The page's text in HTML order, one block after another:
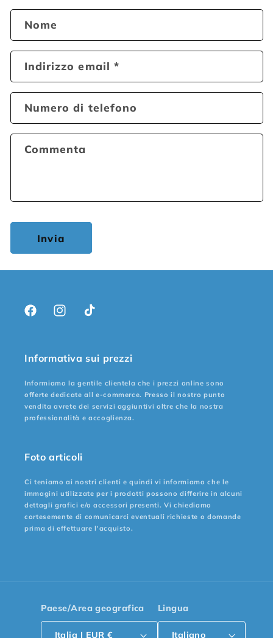
Nome
Indirizzo email*
Numero di telefono
Commenta
Invia
FacebookInstagramTikTok
Informativa sui prezzi
Informiamo la gentile clientela che i prezzi online sono
offerte dedicate all e-commerce. Presso il nostro punto
vendita avrete dei servizi aggiuntivi oltre che la nostra
professionalità e accoglienza.
Foto articoli
Ci teniamo ai nostri clienti e quindi vi informiamo che le
immagini utilizzate per i prodotti possono differire in alcuni
dettagli grafici e/o accessori presenti. Vi chiediamo
cortesemente di comunicarci eventuali richieste o domande
prima di effettuare l'acquisto.
Paese/Area geografica
Italia | EUR €
Lingua
Italiano